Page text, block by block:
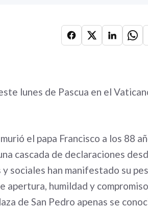
lunes de Pascua en el
el papa Francisco a los 88
cascada de declaraciones
sociales han manifestado su
apertura, humildad y
de San Pedro apenas se